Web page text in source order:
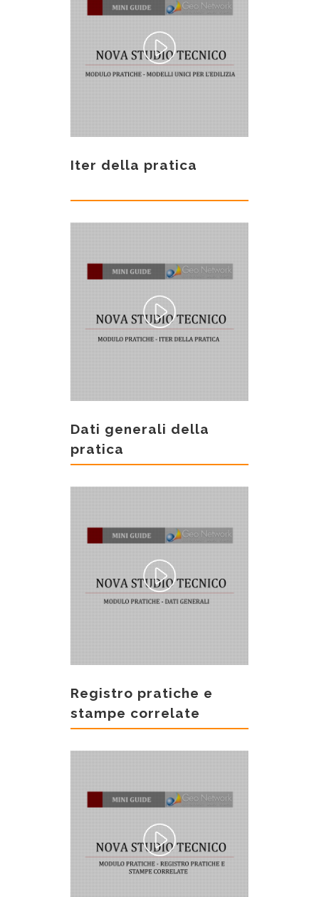
Iter della pratica
Dati generali della
pratica
Registro pratiche e
stampe correlate